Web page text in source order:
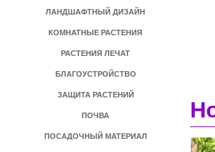
ЛАНДШАФТНЫЙ ДИЗАЙН
КОМНАТНЫЕ РАСТЕНИЯ
РАСТЕНИЯ ЛЕЧАТ
БЛАГОУСТРОЙСТВО
ЗАЩИТА РАСТЕНИЙ
ПОЧВА
ПОСАДОЧНЫЙ МАТЕРИАЛ